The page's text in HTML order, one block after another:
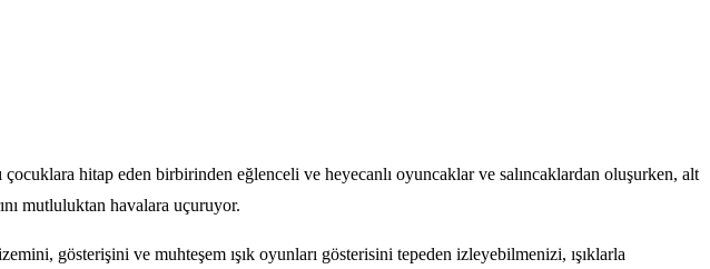
hitap eden birbirinden eğlenceli ve heyecanlı oyuncaklar ve salıncaklardan oluşurken, alt
mutluluktan havalara uçuruyor.
gösterişini ve muhteşem ışık oyunları gösterisini tepeden izleyebilmenizi, ışıklarla